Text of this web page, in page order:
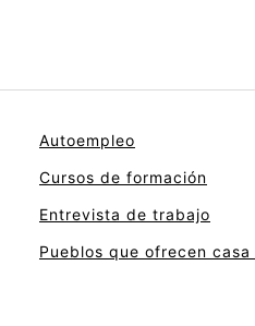
Autoempleo
Cursos de formación
Entrevista de trabajo
Pueblos que ofrecen